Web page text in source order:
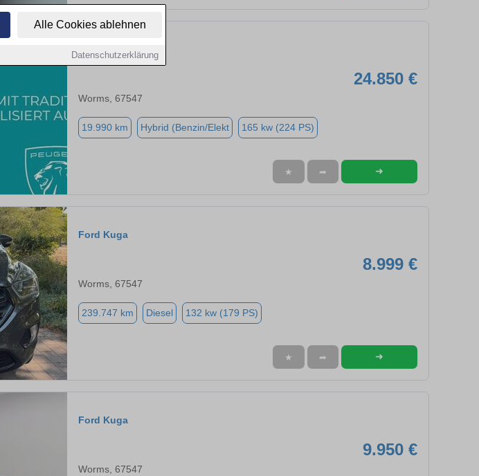
Alle Cookies ablehnen
Datenschutzerklärung
Ford Kuga
24.850 €
Worms, 67547
19.990 km Hybrid (Benzin/Elekt 165 kw (224 PS)
★ ➦ ➜
Ford Kuga
8.999 €
Worms, 67547
239.747 km Diesel 132 kw (179 PS)
★ ➦ ➜
Ford Kuga
9.950 €
Worms, 67547